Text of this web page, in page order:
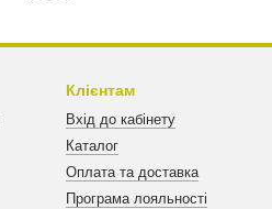
Клієнтам
Вхід до кабінету
Каталог
Оплата та доставка
Програма лояльності